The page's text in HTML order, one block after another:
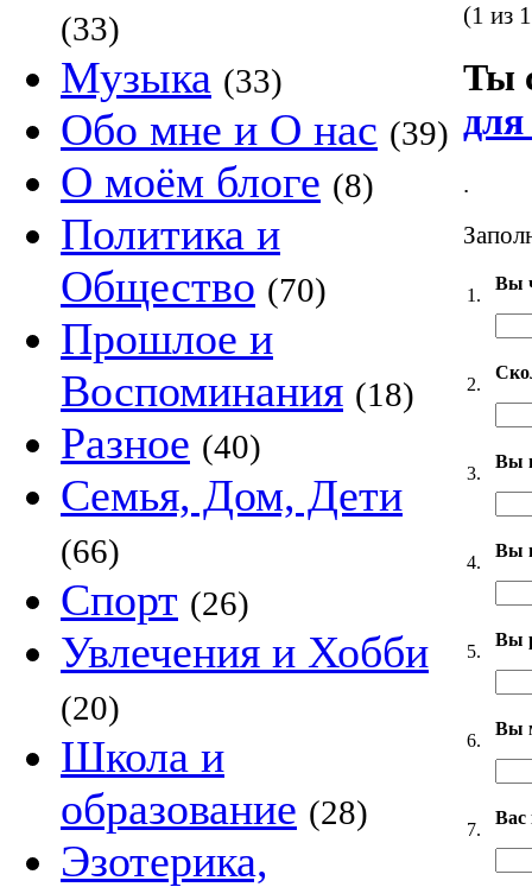
(33)
Музыка (33)
Обо мне и О нас (39)
О моём блоге (8)
Политика и
Общество (70)
Прошлое и
Воспоминания (18)
Разное (40)
Семья, Дом, Дети
(66)
Спорт (26)
Увлечения и Хобби
(20)
Школа и
образование (28)
Эзотерика,
(1 из
Ты
.
1.
Вы
2.
3.
Вы
4.
Вы
5.
Вы
6.
Вы
7.
Вас